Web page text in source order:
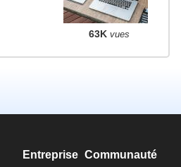
63K vues
Entreprise Communauté